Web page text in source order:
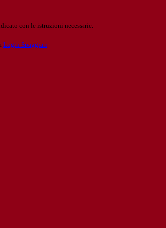
con le istruzioni necessarie.
Login Spaggiari